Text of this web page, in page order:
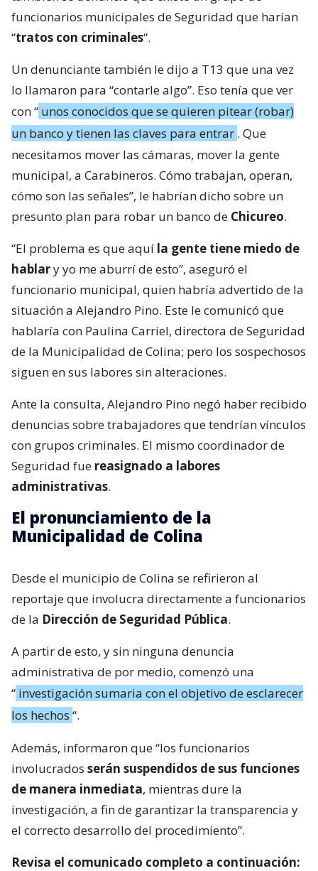
funcionarios municipales de Seguridad que harían
“tratos con criminales“.
Un denunciante también le dijo a T13 que una vez
lo llamaron para “contarle algo”. Eso tenía que ver
con “ unos conocidos que se quieren pitear (robar)
un banco y tienen las claves para entrar . Que
necesitamos mover las cámaras, mover la gente
municipal, a Carabineros. Cómo trabajan, operan,
cómo son las señales”, le habrían dicho sobre un
presunto plan para robar un banco de Chicureo.
“El problema es que aquí la gente tiene miedo de
hablary yo me aburrí de esto”, aseguró el
funcionario municipal, quien habría advertido de la
situación a Alejandro Pino. Este le comunicó que
hablaría con Paulina Carriel, directora de Seguridad
de la Municipalidad de Colina; pero los sospechosos
siguen en sus labores sin alteraciones.
Ante la consulta, Alejandro Pino negó haber recibido
denuncias sobre trabajadores que tendrían vínculos
con grupos criminales. El mismo coordinador de
Seguridad fue reasignado a labores
administrativas.
El pronunciamiento de la
Municipalidad de Colina
Desde el municipio de Colina se refirieron al
reportaje que involucra directamente a funcionarios
de la Dirección de Seguridad Pública.
A partir de esto, y sin ninguna denuncia
administrativa de por medio, comenzó una
“ investigación sumaria con el objetivo de esclarecer
los hechos “.
Además, informaron que “los funcionarios
involucrados serán suspendidos de sus funciones
de manera inmediata, mientras dure la
investigación, a fin de garantizar la transparencia y
el correcto desarrollo del procedimiento”.
Revisa el comunicado completo a continuación: